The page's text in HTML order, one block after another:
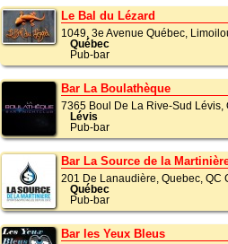
Le Bal du Lézard
1049, 3e Avenue Québec,
Québec
Pub-bar
Bar La Boulathèque
7365 Boul De La Rive-Sud Lévis,
Lévis
Pub-bar
Bar La Source de la
201 De Lanaudière, Quebec, QC
Québec
Pub-bar
Bar les Yeux Bleus